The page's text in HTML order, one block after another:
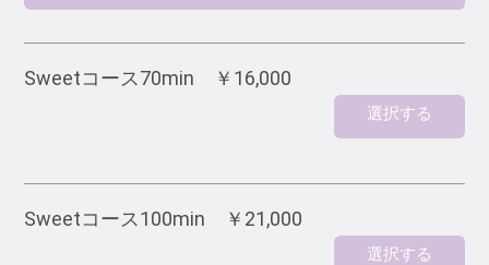
Sweetコース70min ￥16,000
選択する
Sweetコース100min ￥21,000
選択する